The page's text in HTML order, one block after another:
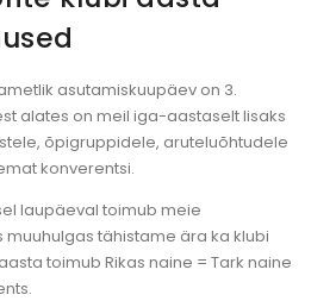
asutamiskuupäev on 3.
alates on meil iga-aastaselt lisaks
õpigruppidele, aruteluõhtudele
konverentsi.
laupäeval toimub meie
muuhulgas tähistame ära ka klubi
toimub Rikas naine = Tark naine